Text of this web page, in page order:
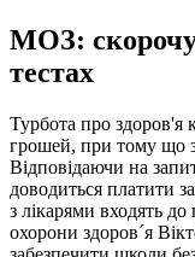
МОЗ:
тестах
Турбота про здоров'я
грошей, при тому що
Відповідаючи на
доводиться платити
з лікарями входять до
охорони здоров´я